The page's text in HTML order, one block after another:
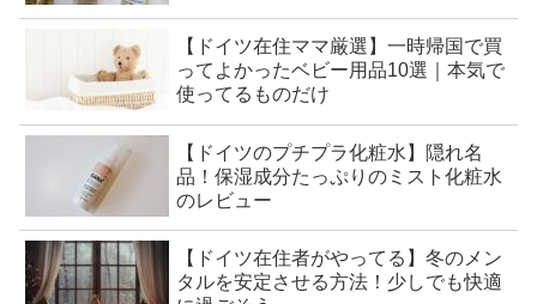
【ドイツ在住ママ厳選】一時帰国で買
ってよかったベビー用品10選｜本気で
使ってるものだけ
【ドイツのプチプラ化粧水】隠れ名
品！保湿成分たっぷりのミスト化粧水
のレビュー
【ドイツ在住者がやってる】冬のメン
タルを安定させる方法！少しでも快適